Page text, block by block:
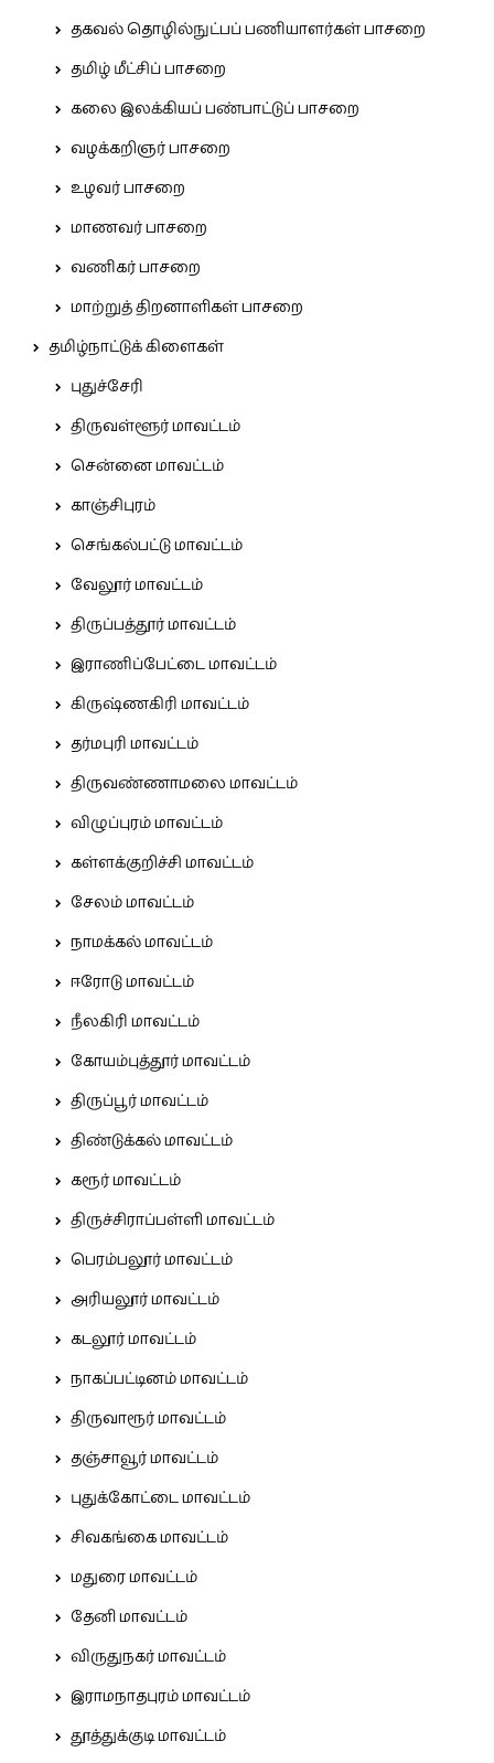
தகவல் தொழில்நுட்பப் பணியாளர்கள் பாசறை
தமிழ் மீட்சிப் பாசறை
கலை இலக்கியப் பண்பாட்டுப் பாசறை
வழக்கறிஞர் பாசறை
உழவர் பாசறை
மாணவர் பாசறை
வணிகர் பாசறை
மாற்றுத் திறனாளிகள் பாசறை
தமிழ்நாட்டுக் கிளைகள்
புதுச்சேரி
திருவள்ளூர் மாவட்டம்
சென்னை மாவட்டம்
காஞ்சிபுரம்
செங்கல்பட்டு மாவட்டம்
வேலூர் மாவட்டம்
திருப்பத்தூர் மாவட்டம்
இராணிப்பேட்டை மாவட்டம்
கிருஷ்ணகிரி மாவட்டம்
தர்மபுரி மாவட்டம்
திருவண்ணாமலை மாவட்டம்
விழுப்புரம் மாவட்டம்
கள்ளக்குறிச்சி மாவட்டம்
சேலம் மாவட்டம்
நாமக்கல் மாவட்டம்
ஈரோடு மாவட்டம்
நீலகிரி மாவட்டம்
கோயம்புத்தூர் மாவட்டம்
திருப்பூர் மாவட்டம்
திண்டுக்கல் மாவட்டம்
கரூர் மாவட்டம்
திருச்சிராப்பள்ளி மாவட்டம்
பெரம்பலூர் மாவட்டம்
அரியலூர் மாவட்டம்
கடலூர் மாவட்டம்
நாகப்பட்டினம் மாவட்டம்
திருவாரூர் மாவட்டம்
தஞ்சாவூர் மாவட்டம்
புதுக்கோட்டை மாவட்டம்
சிவகங்கை மாவட்டம்
மதுரை மாவட்டம்
தேனி மாவட்டம்
விருதுநகர் மாவட்டம்
இராமநாதபுரம் மாவட்டம்
தூத்துக்குடி மாவட்டம்